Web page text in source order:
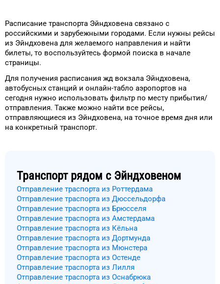
Расписание транспорта Эйндховена связано с
российскими и зарубежными городами. Если нужны рейсы
из Эйндховена для желаемого направления и найти
билеты, то воспользуйтесь формой поиска в начале
страницы.
Для получения расписания жд вокзала Эйндховена,
автобусных станций и онлайн-табло аэропортов на
сегодня нужно использовать фильтр по месту прибытия/
отправления. Также можно найти все рейсы,
отправляющиеся из Эйндховена, на точное время дня или
на конкретный транспорт.
Транспорт рядом с Эйндховеном
Отправление траспорта из Роттердама
Отправление траспорта из Дюссельдорфа
Отправление траспорта из Брюсселя
Отправление траспорта из Амстердама
Отправление траспорта из Кёльна
Отправление траспорта из Дортмунда
Отправление траспорта из Мюнстера
Отправление траспорта из Остенде
Отправление траспорта из Лилля
Отправление траспорта из Оснабрюка